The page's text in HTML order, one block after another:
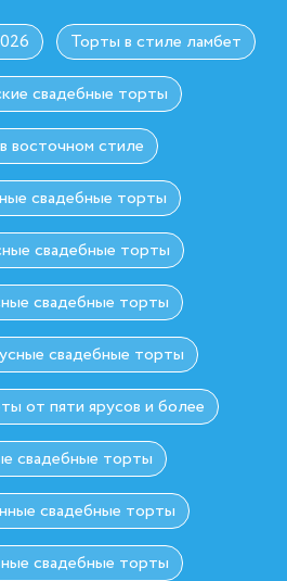
Торты в стиле ламбет
свадебные торты
восточном стиле
свадебные торты
свадебные торты
свадебные торты
свадебные торты
от пяти ярусов и более
свадебные торты
свадебные торты
свадебные торты